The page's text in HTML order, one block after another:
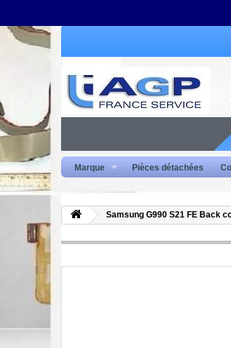
Marque Pièces détachées
Samsung G990 S21 FE Back